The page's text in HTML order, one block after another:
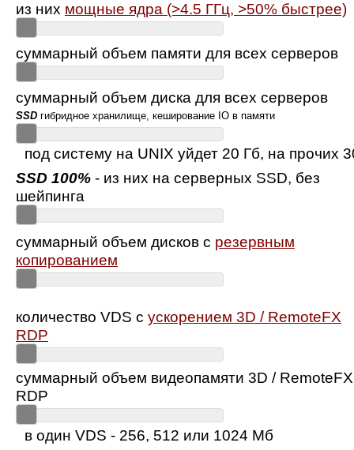
из них мощные ядра (>4.5 ГГц, >50% быстрее)
суммарный объем памяти для всех серверов
суммарный объем диска для всех серверов
SSD гибридное хранилище, кеширование IO в памяти
под систему на UNIX уйдет 20 Гб, на прочих
SSD 100% - из них на серверных SSD, без
шейпинга
суммарный объем дисков с резервным
копированием
количество VDS с ускорением 3D / RemoteFX
RDP
суммарный объем видеопамяти 3D / RemoteFX
RDP
в один VDS - 256, 512 или 1024 Мб